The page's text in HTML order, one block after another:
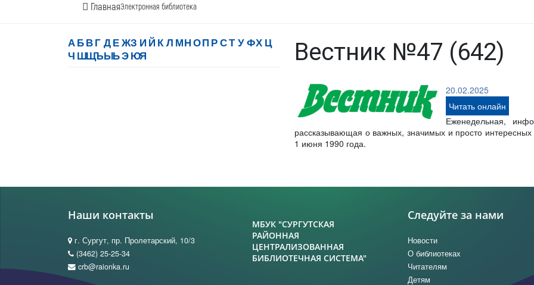
ГлавнаяЭлектронная библиотека
АБВГ ДЕЖЗ И Й К Л МНОП РСТ УФХ Ц
Ч ШЩЪЫЬЭЮЯ Вестник №47 (642)
20.02.2025
Читать онлайн
Еженедельная,
рассказывающая о важных, значимых и просто интересных
1 июня 1990 года.
Наши контакты
г. Сургут, пр. Пролетарский, 10/3
(3462) 25-25-34
crb@raionka.ru
МБУК "СУРГУТСКАЯ
РАЙОННАЯ
ЦЕНТРАЛИЗОВАННАЯ
БИБЛИОТЕЧНАЯ СИСТЕМА"
Следуйте за нами
Новости
О библиотеках
Читателям
Детям